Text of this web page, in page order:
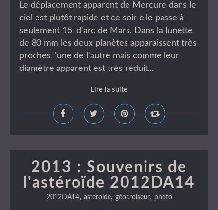
Le déplacement apparent de Mercure dans le
ciel est plutôt rapide et ce soir elle passe à
seulement 15' d'arc de Mars. Dans la lunette
de 80 mm les deux planètes apparaissent très
proches l'une de l'autre mais comme leur
diamètre apparent est très réduit...
Lire la suite
2013 : Souvenirs de
l'astéroïde 2012DA14
2012DA14, asteroide, géocroiseur, photo